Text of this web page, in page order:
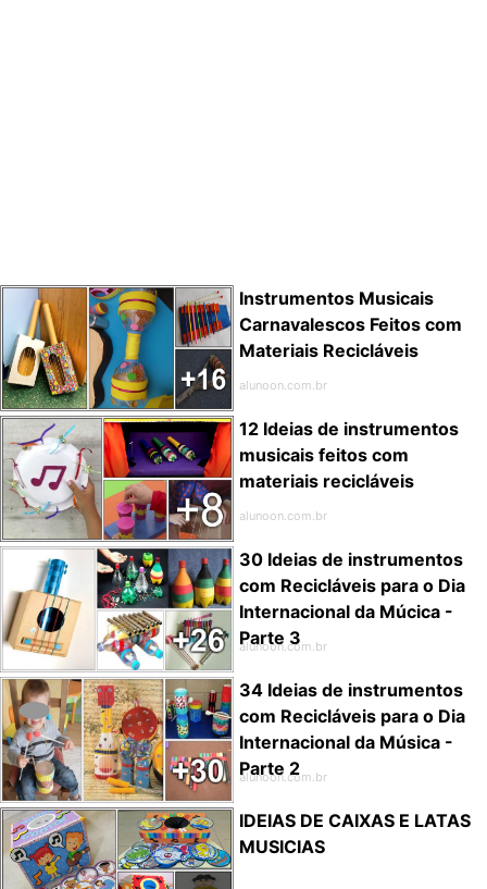
Instrumentos Musicais
Carnavalescos Feitos com
Materiais Recicláveis
alunoon.com.br
12 Ideias de instrumentos
musicais feitos com
materiais recicláveis
alunoon.com.br
30 Ideias de instrumentos
com Recicláveis para o Dia
Internacional da Múcica -
Parte 3
alunoon.com.br
34 Ideias de instrumentos
com Recicláveis para o Dia
Internacional da Música -
Parte 2
alunoon.com.br
IDEIAS DE CAIXAS E LATAS
MUSICIAS